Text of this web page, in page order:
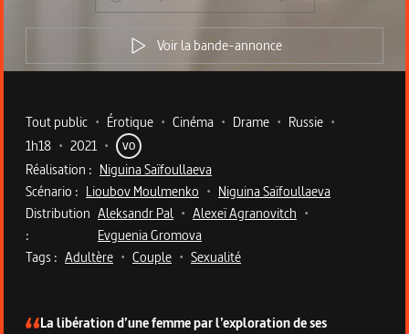
Voir la bande-annonce
Metadata du programme
Tout public • Érotique • Cinéma • Drame • Russie •
1h18 • 2021 • VO
Réalisation : Niguina Saïfoullaeva
Scénario : Lioubov Moulmenko • Niguina Saïfoullaeva
Distribution
:
Aleksandr Pal • Alexeï Agranovitch •
Evguenia Gromova
Tags : Adultère • Couple • Sexualité
La libération d’une femme par l’exploration de ses